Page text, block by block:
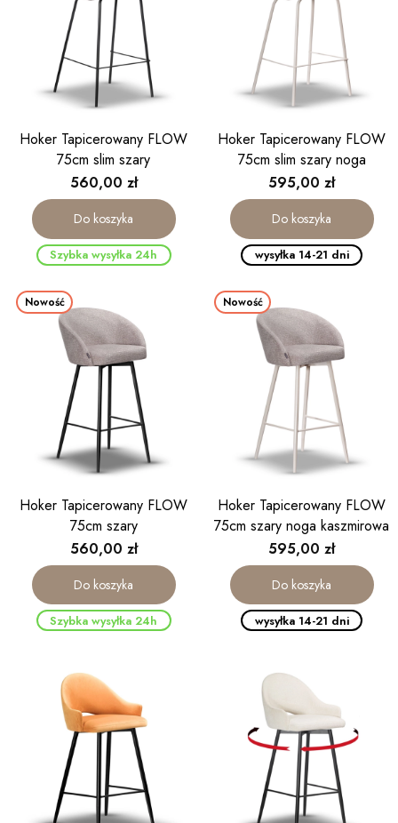
Hoker Tapicerowany FLOW
75cm slim szary
Cena
560,00 zł
Do koszyka
Szybka wysyłka 24h
Hoker Tapicerowany FLOW
75cm slim szary noga
kaszmirowa
Cena
595,00 zł
Do koszyka
wysyłka 14-21 dni
Nowość
Hoker Tapicerowany FLOW
75cm szary
Cena
560,00 zł
Do koszyka
Szybka wysyłka 24h
Nowość
Hoker Tapicerowany FLOW
75cm szary noga kaszmirowa
Cena
595,00 zł
Do koszyka
wysyłka 14-21 dni